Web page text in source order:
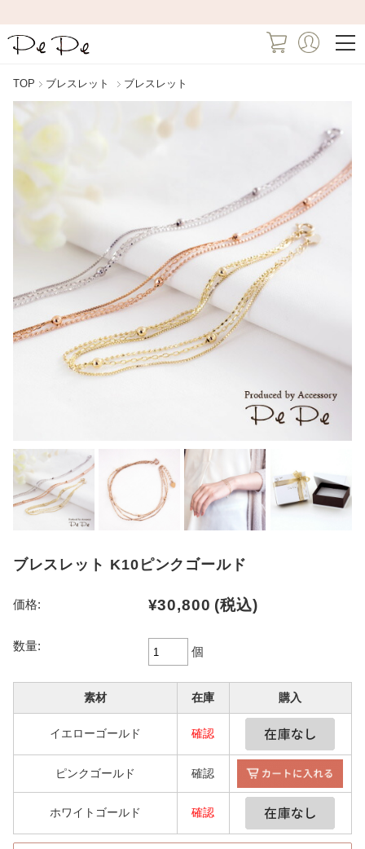
TOP ブレスレット ブレスレット
ブレスレット K10ピンクゴールド
価格: ¥30,800 (税込)
数量: 個
素材 在庫 購入
イエローゴールド 確認
ピンクゴールド 確認
ホワイトゴールド 確認